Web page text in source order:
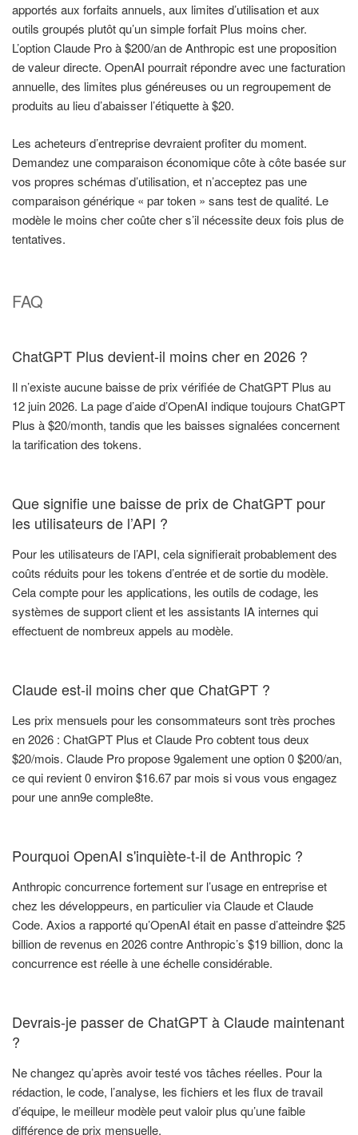
apportés aux forfaits annuels, aux limites d’utilisation et aux
outils groupés plutôt qu’un simple forfait Plus moins cher.
L’option Claude Pro à $200/an de Anthropic est une proposition
de valeur directe. OpenAI pourrait répondre avec une facturation
annuelle, des limites plus généreuses ou un regroupement de
produits au lieu d’abaisser l’étiquette à $20.
Les acheteurs d’entreprise devraient profiter du moment.
Demandez une comparaison économique côte à côte basée sur
vos propres schémas d’utilisation, et n’acceptez pas une
comparaison générique « par token » sans test de qualité. Le
modèle le moins cher coûte cher s’il nécessite deux fois plus de
tentatives.
FAQ
ChatGPT Plus devient-il moins cher en 2026 ?
Il n’existe aucune baisse de prix vérifiée de ChatGPT Plus au
12 juin 2026. La page d’aide d’OpenAI indique toujours ChatGPT
Plus à $20/month, tandis que les baisses signalées concernent
la tarification des tokens.
Que signifie une baisse de prix de ChatGPT pour
les utilisateurs de l’API ?
Pour les utilisateurs de l’API, cela signifierait probablement des
coûts réduits pour les tokens d’entrée et de sortie du modèle.
Cela compte pour les applications, les outils de codage, les
systèmes de support client et les assistants IA internes qui
effectuent de nombreux appels au modèle.
Claude est-il moins cher que ChatGPT ?
Les prix mensuels pour les consommateurs sont très proches
en 2026 : ChatGPT Plus et Claude Pro cobtent tous deux
$20/mois. Claude Pro propose 9galement une option 0 $200/an,
ce qui revient 0 environ $16.67 par mois si vous vous engagez
pour une ann9e comple8te.
Pourquoi OpenAI s'inquiète-t-il de Anthropic ?
Anthropic concurrence fortement sur l’usage en entreprise et
chez les développeurs, en particulier via Claude et Claude
Code. Axios a rapporté qu’OpenAI était en passe d’atteindre $25
billion de revenus en 2026 contre Anthropic’s $19 billion, donc la
concurrence est réelle à une échelle considérable.
Devrais-je passer de ChatGPT à Claude maintenant
?
Ne changez qu’après avoir testé vos tâches réelles. Pour la
rédaction, le code, l’analyse, les fichiers et les flux de travail
d’équipe, le meilleur modèle peut valoir plus qu’une faible
différence de prix mensuelle.